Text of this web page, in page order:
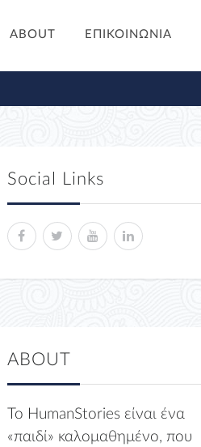
ABOUT ΕΠΙΚΟΙΝΩΝΙΑ
Social Links
ABOUT
Το HumanStories είναι ένα
«παιδί» καλομαθημένο, που